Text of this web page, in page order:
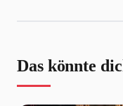
Das könnte